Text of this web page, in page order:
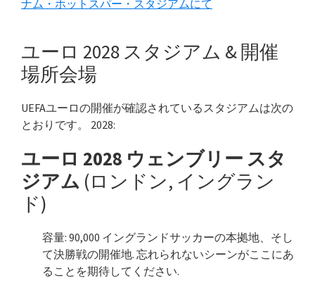
ナム・ホットスパー・スタジアムにて
ユーロ 2028 スタジアム & 開催
場所会場
UEFAユーロの開催が確認されているスタジアムは次の
とおりです。 2028:
ユーロ 2028 ウェンブリー スタ
ジアム (ロンドン, イングラン
ド)
容量: 90,000 イングランドサッカーの本拠地、そし
て決勝戦の開催地. 忘れられないシーンがここにあ
ることを期待してください.